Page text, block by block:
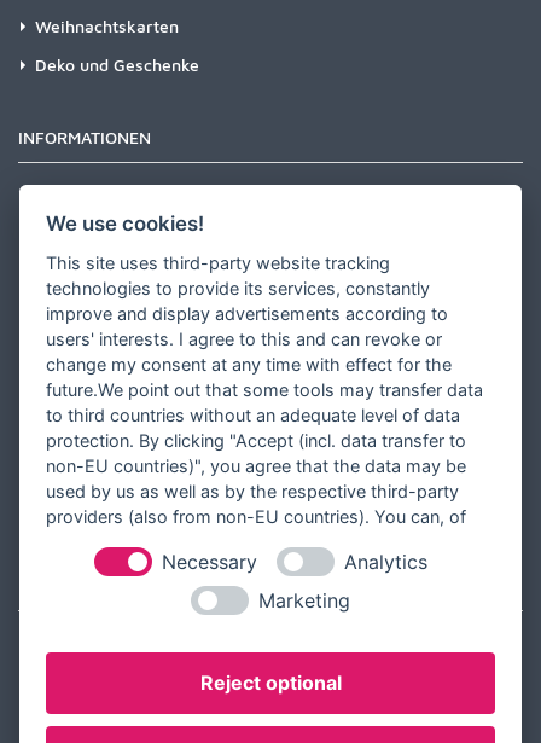
Weihnachtskarten
Deko und Geschenke
INFORMATIONEN
Versandinformationen
Partner werden
Designer werden
Über Tausendschön Karten
Blog
Ratgeber
Unsere Partner
Kontakt aufnehmen
Allgemeine Geschäftsbedingungen
Widerrufsbelehrung
We use cookies!
This site uses third-party website tracking
technologies to provide its services, constantly
improve and display advertisements according to
users' interests. I agree to this and can revoke or
change my consent at any time with effect for the
future.We point out that some tools may transfer data
to third countries without an adequate level of data
protection. By clicking "Accept (incl. data transfer to
non-EU countries)", you agree that the data may be
used by us as well as by the respective third-party
providers (also from non-EU countries). You can, of
Necessary
Analytics
Marketing
Reject optional